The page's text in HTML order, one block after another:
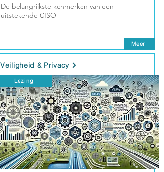
De belangrijkste kenmerken van een
uitstekende CISO
Meer
Veiligheid & Privacy
Lezing